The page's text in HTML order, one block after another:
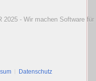
2025 - Wir machen Software
Datenschutz